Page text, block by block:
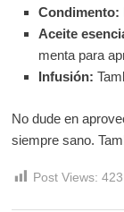
Condimento:
Aceite
menta para
Infusión:
No dude en
siempre sano.
Post Views: 423